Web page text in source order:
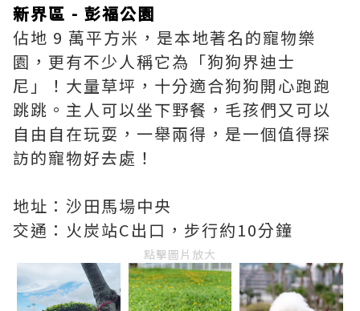
新界區 - 彭福公園
佔地 9 萬平方米，是本地著名的寵物樂
園，更有不少人稱它為「狗狗界迪士
尼」！大量草坪，十分適合狗狗開心跑跑
跳跳。主人可以坐下野餐，毛孩們又可以
自由自在玩耍，一舉兩得，是一個值得探
訪的寵物好去處！
地址：沙田馬場中央
交通：火炭站C出口，步行約10分鐘
點擊圖片放大